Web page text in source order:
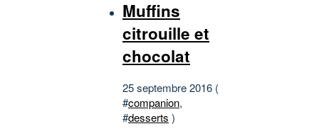
Muffins
citrouille et
chocolat
25 septembre 2016 (
#companion,
#desserts )